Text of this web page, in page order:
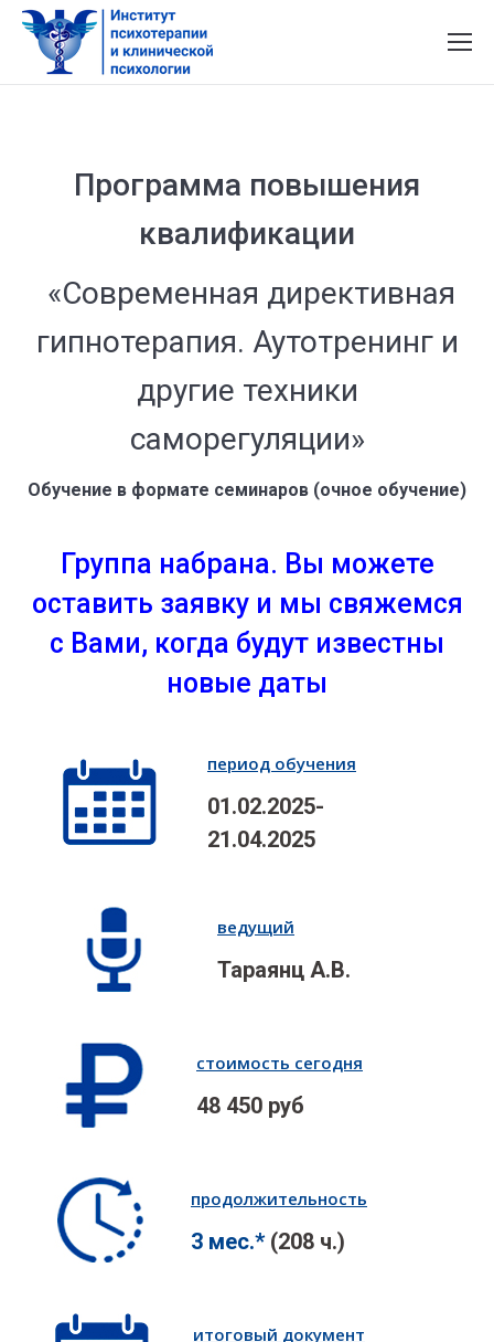
Программа повышения
квалификации
«Современная директивная
гипнотерапия. Аутотренинг и
другие техники
саморегуляции»
Обучение в формате семинаров (очное обучение)
Группа набрана. Вы можете
оставить заявку и мы свяжемся
с Вами, когда будут известны
новые даты
период обучения
01.02.2025-
21.04.2025
ведущий
Тараянц А.В.
стоимость сегодня
48 450 руб
продолжительность
3 мес.*(208 ч.)
итоговый документ